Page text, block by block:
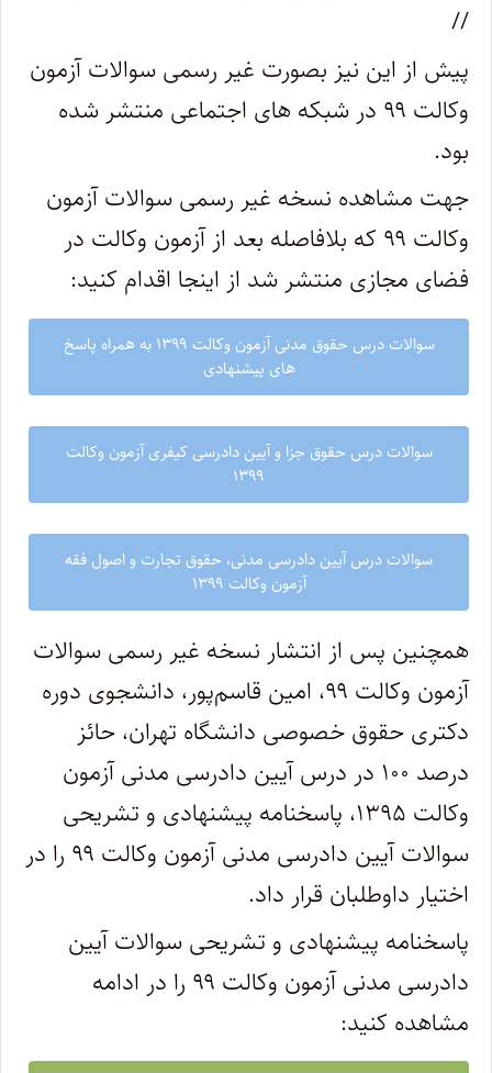
//
پیش از این نیز بصورت غیر رسمی سوالات آزمون
وکالت ۹۹ در شبکه های اجتماعی منتشر شده
بود.
جهت مشاهده نسخه غیر رسمی سوالات آزمون
وکالت ۹۹ که بلافاصله بعد از آزمون وکالت در
فضای مجازی منتشر شد از اینجا اقدام کنید:
سوالات درس حقوق مدنی آزمون وکالت ۱۳۹۹ به همراه پاسخ
های پیشنهادی
سوالات درس حقوق جزا و آیین دادرسی کیفری آزمون وکالت
۱۳۹۹
سوالات درس آیین دادرسی مدنی، حقوق تجارت و اصول فقه
آزمون وکالت ۱۳۹۹
همچنین پس از انتشار نسخه غیر رسمی سوالات
آزمون وکالت ۹۹، امین قاسم‌­پور، دانشجوی دوره
دکتری حقوق خصوصی دانشگاه تهران، حائز
درصد ۱۰۰ در درس آیین دادرسی مدنی آزمون
وکالت ۱۳۹۵، پاسخنامه پیشنهادی و تشریحی
سوالات آیین دادرسی مدنی آزمون وکالت ۹۹ را در
اختیار داوطلبان قرار داد.
پاسخنامه پیشنهادی و تشریحی سوالات آیین
دادرسی مدنی آزمون وکالت ۹۹ را در ادامه
مشاهده کنید: